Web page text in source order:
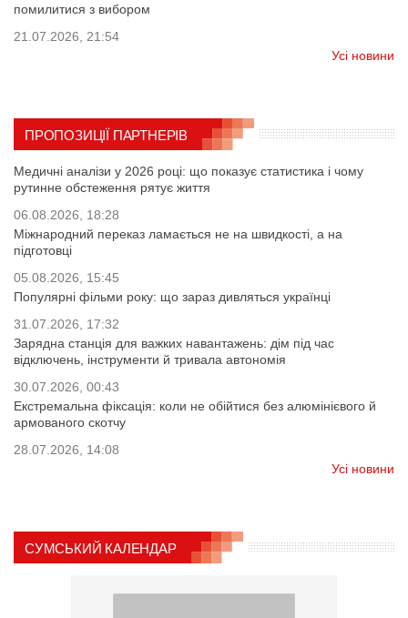
помилитися з вибором
21.07.2026, 21:54
Усі новини
ПРОПОЗИЦІЇ ПАРТНЕРІВ
Медичні аналізи у 2026 році: що показує статистика і чому
рутинне обстеження рятує життя
06.08.2026, 18:28
Міжнародний переказ ламається не на швидкості, а на
підготовці
05.08.2026, 15:45
Популярні фільми року: що зараз дивляться українці
31.07.2026, 17:32
Зарядна станція для важких навантажень: дім під час
відключень, інструменти й тривала автономія
30.07.2026, 00:43
Екстремальна фіксація: коли не обійтися без алюмінієвого й
армованого скотчу
28.07.2026, 14:08
Усі новини
СУМСЬКИЙ КАЛЕНДАР